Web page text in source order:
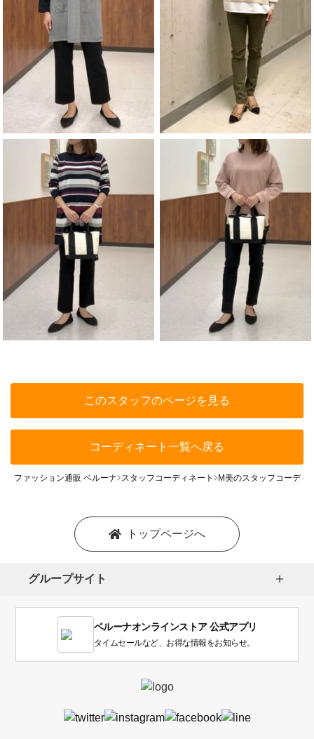
このスタッフのページを見る
コーディネート一覧へ戻る
ファッション通販 ベルーナ スタッフコーディネート M美のスタッフコーディ
トップページへ
グループサイト
ベルーナオンラインストア 公式アプリ
タイムセールなど、お得な情報をお知らせ。